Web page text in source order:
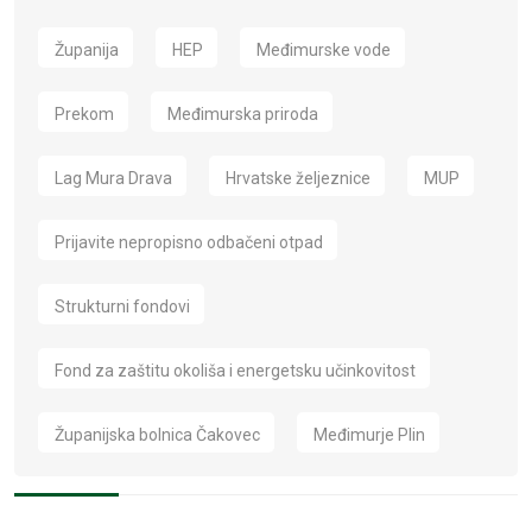
Županija HEP Međimurske vode
Prekom Međimurska priroda
Lag Mura Drava Hrvatske željeznice MUP
Prijavite nepropisno odbačeni otpad
Strukturni fondovi
Fond za zaštitu okoliša i energetsku učinkovitost
Županijska bolnica Čakovec Međimurje Plin